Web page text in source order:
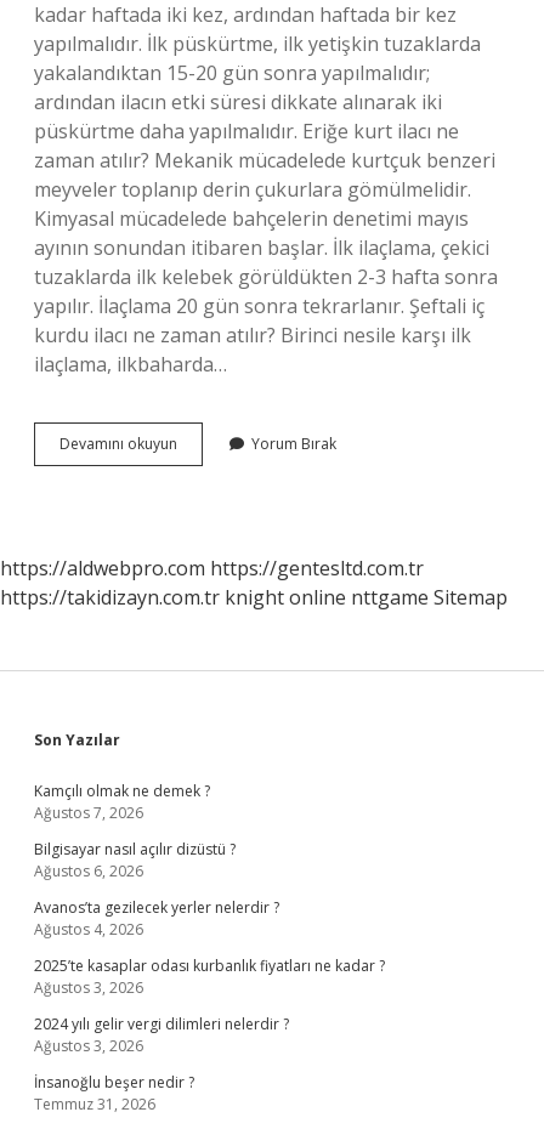
kadar haftada iki kez, ardından haftada bir kez
yapılmalıdır. İlk püskürtme, ilk yetişkin tuzaklarda
yakalandıktan 15-20 gün sonra yapılmalıdır;
ardından ilacın etki süresi dikkate alınarak iki
püskürtme daha yapılmalıdır. Eriğe kurt ilacı ne
zaman atılır? Mekanik mücadelede kurtçuk benzeri
meyveler toplanıp derin çukurlara gömülmelidir.
Kimyasal mücadelede bahçelerin denetimi mayıs
ayının sonundan itibaren başlar. İlk ilaçlama, çekici
tuzaklarda ilk kelebek görüldükten 2-3 hafta sonra
yapılır. İlaçlama 20 gün sonra tekrarlanır. Şeftali iç
kurdu ilacı ne zaman atılır? Birinci nesile karşı ilk
ilaçlama, ilkbaharda…
Devamını okuyun Meyveye
Iç
Atılır
Yorum Bırak
https://aldwebpro.com https://gentesltd.com.tr
https://takidizayn.com.tr knight online nttgame Sitemap
Sidebar
Son Yazılar
Kamçılı olmak ne demek ?
Ağustos 7, 2026
Bilgisayar nasıl açılır dizüstü ?
Ağustos 6, 2026
Avanos’ta gezilecek yerler nelerdir ?
Ağustos 4, 2026
2025’te kasaplar odası kurbanlık fiyatları ne kadar ?
Ağustos 3, 2026
2024 yılı gelir vergi dilimleri nelerdir ?
Ağustos 3, 2026
İnsanoğlu beşer nedir ?
Temmuz 31, 2026